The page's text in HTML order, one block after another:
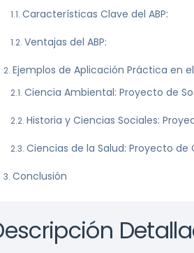
Características Clave del ABP:
Ventajas del ABP:
Ejemplos de Aplicación Práctica en
Ciencia Ambiental: Proyecto de
Historia y Ciencias Sociales:
Ciencias de la Salud: Proyecto
Conclusión